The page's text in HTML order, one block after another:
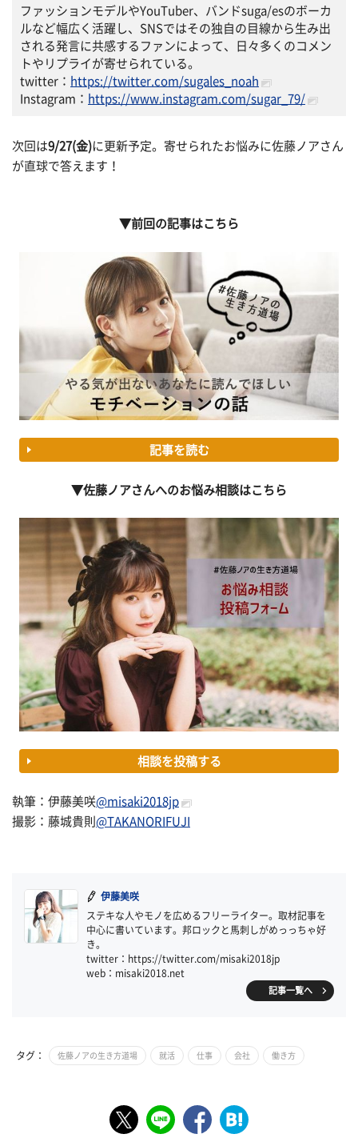
ファッションモデルやYouTuber、バンドsuga/esのボーカ
ルなど幅広く活躍し、SNSではその独自の目線から生み出
される発言に共感するファンによって、日々多くのコメン
トやリプライが寄せられている。
twitter： https://twitter.com/sugales_noah
Instagram： https://www.instagram.com/sugar_79/
次回は9/27(金)に更新予定。寄せられたお悩みに佐藤ノアさん
が直球で答えます！
▼前回の記事はこちら
記事を読む
▼佐藤ノアさんへのお悩み相談はこちら
相談を投稿する
執筆：伊藤美咲@misaki2018jp
撮影：藤城貴則 @TAKANORIFUJI
伊藤美咲
ステキな人やモノを広めるフリーライター。取材記事を
中心に書いています。邦ロックと馬刺しがめっっちゃ好
き。
twitter：https://twitter.com/misaki2018jp
web：misaki2018.net
記事一覧へ
タグ： 佐藤ノアの生き方道場 就活 仕事 会社 働き方